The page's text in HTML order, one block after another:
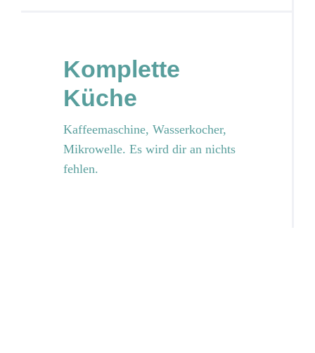
Komplette
Küche
Kaffeemaschine, Wasserkocher,
Mikrowelle. Es wird dir an nichts
fehlen.